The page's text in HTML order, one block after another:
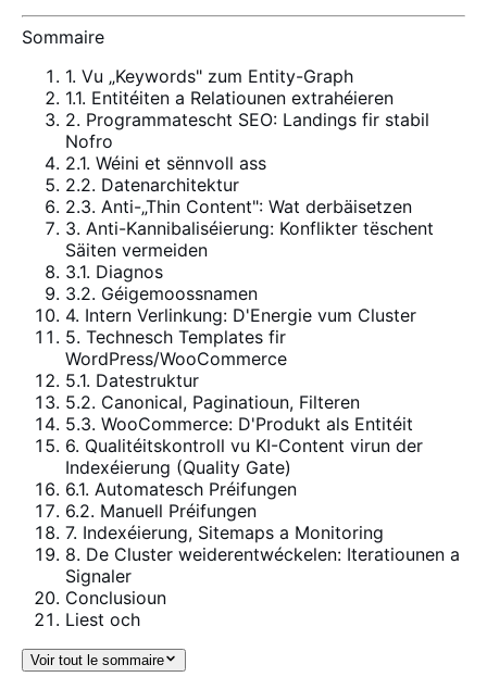
Sommaire
1. Vu „Keywords" zum Entity-Graph
1.1. Entitéiten a Relatiounen extrahéieren
2. Programmatescht SEO: Landings fir stabil
Nofro
2.1. Wéini et sënnvoll ass
2.2. Datenarchitektur
2.3. Anti-„Thin Content": Wat derbäisetzen
3. Anti-Kannibaliséierung: Konflikter tëschent
Säiten vermeiden
3.1. Diagnos
3.2. Géigemoossnamen
4. Intern Verlinkung: D'Energie vum Cluster
5. Technesch Templates fir
WordPress/WooCommerce
5.1. Datestruktur
5.2. Canonical, Paginatioun, Filteren
5.3. WooCommerce: D'Produkt als Entitéit
6. Qualitéitskontroll vu KI-Content virun der
Indexéierung (Quality Gate)
6.1. Automatesch Préifungen
6.2. Manuell Préifungen
7. Indexéierung, Sitemaps a Monitoring
8. De Cluster weiderentwéckelen: Iteratiounen a
Signaler
Conclusioun
Liest och
Voir tout le sommaire